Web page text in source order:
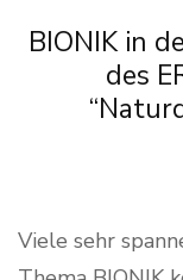
BIONIK in
des
Viele sehr